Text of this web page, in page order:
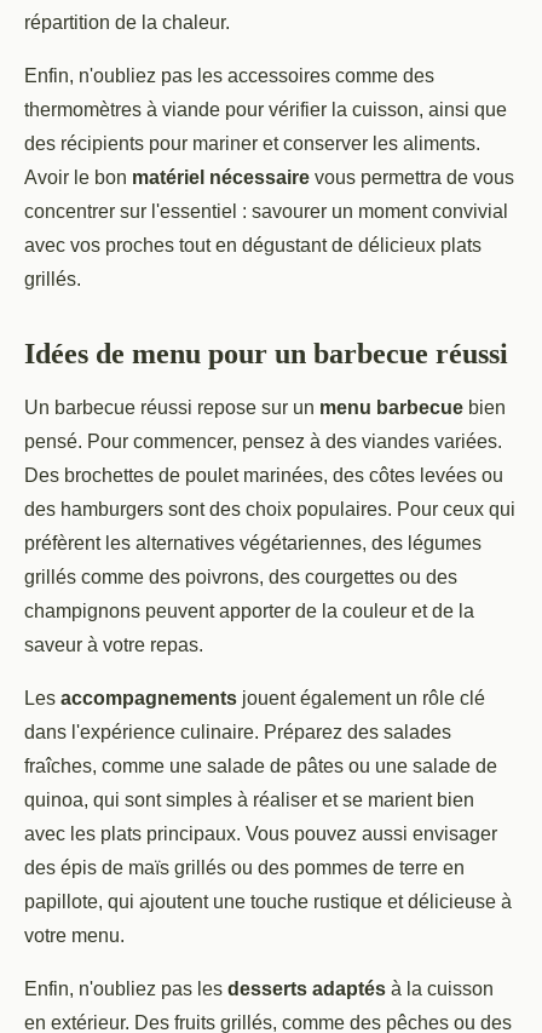
répartition de la chaleur.
Enfin, n'oubliez pas les accessoires comme des
thermomètres à viande pour vérifier la cuisson, ainsi que
des récipients pour mariner et conserver les aliments.
Avoir le bon matériel nécessaire vous permettra de vous
concentrer sur l'essentiel : savourer un moment convivial
avec vos proches tout en dégustant de délicieux plats
grillés.
Idées de menu pour un barbecue réussi
Un barbecue réussi repose sur un menu barbecue bien
pensé. Pour commencer, pensez à des viandes variées.
Des brochettes de poulet marinées, des côtes levées ou
des hamburgers sont des choix populaires. Pour ceux qui
préfèrent les alternatives végétariennes, des légumes
grillés comme des poivrons, des courgettes ou des
champignons peuvent apporter de la couleur et de la
saveur à votre repas.
Les accompagnements jouent également un rôle clé
dans l'expérience culinaire. Préparez des salades
fraîches, comme une salade de pâtes ou une salade de
quinoa, qui sont simples à réaliser et se marient bien
avec les plats principaux. Vous pouvez aussi envisager
des épis de maïs grillés ou des pommes de terre en
papillote, qui ajoutent une touche rustique et délicieuse à
votre menu.
Enfin, n'oubliez pas les desserts adaptés à la cuisson
en extérieur. Des fruits grillés, comme des pêches ou des